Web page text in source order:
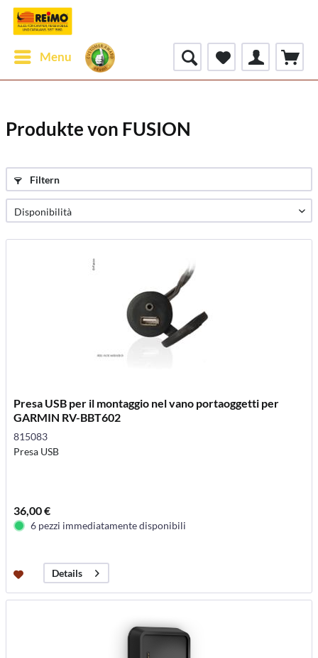
Menu
Produkte von FUSION
Filtern
Presa USB per il montaggio nel vano portaoggetti per
GARMIN RV-BBT602
815083
Presa USB
36,00 €
6 pezzi immediatamente disponibili
Details